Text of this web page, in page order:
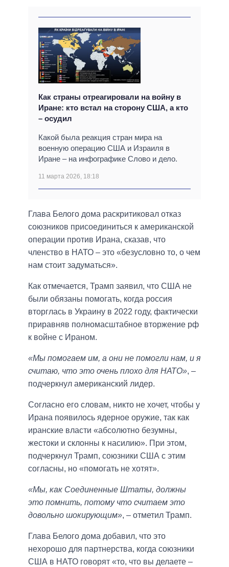
Как страны отреагировали на войну в
Иране: кто встал на сторону США, а кто
– осудил
Какой была реакция стран мира на
военную операцию США и Израиля в
Иране – на инфографике Слово и дело.
11 марта 2026, 18:18
Глава Белого дома раскритиковал отказ
союзников присоединиться к американской
операции против Ирана, сказав, что
членство в НАТО – это «безусловно то, о чем
нам стоит задуматься».
Как отмечается, Трамп заявил, что США не
были обязаны помогать, когда россия
вторглась в Украину в 2022 году, фактически
приравняв полномасштабное вторжение рф
к войне с Ираном.
«Мы помогаем им, а они не помогли нам, и я
считаю, что это очень плохо для НАТО», –
подчеркнул американский лидер.
Согласно его словам, никто не хочет, чтобы у
Ирана появилось ядерное оружие, так как
иранские власти «абсолютно безумны,
жестоки и склонны к насилию». При этом,
подчеркнул Трамп, союзники США с этим
согласны, но «помогать не хотят».
«Мы, как Соединенные Штаты, должны
это помнить, потому что считаем это
довольно шокирующим», – отметил Трамп.
Глава Белого дома добавил, что это
нехорошо для партнерства, когда союзники
США в НАТО говорят «то, что вы делаете –